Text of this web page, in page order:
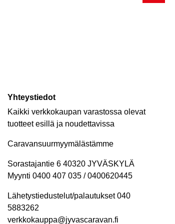
Yhteystiedot
Kaikki verkkokaupan varastossa olevat
tuotteet esillä ja noudettavissa
Caravansuurmyymälästämme
Sorastajantie 6 40320 JYVÄSKYLÄ
Myynti 0400 407 035 / 0400620445
Lähetystiedustelut/palautukset 040
5883262
verkkokauppa@jyvascaravan.fi